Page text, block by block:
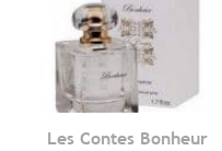
Les Contes Bonheur